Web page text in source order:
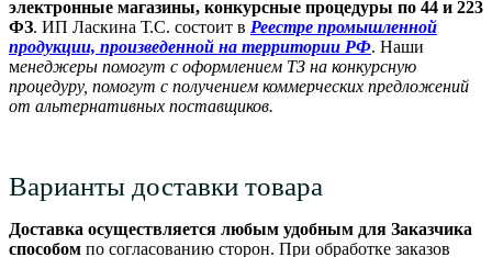
электронные магазины, конкурсные процедуры по 44 и 223
ФЗ. ИП Ласкина Т.С. состоит в Реестре промышленной
продукции, произведенной на территории РФ. Наши
менеджеры помогут с оформлением ТЗ на конкурсную
процедуру, помогут с получением коммерческих предложений
от альтернативных поставщиков.
Варианты доставки товара
Доставка осуществляется любым удобным для Заказчика
способом по согласованию сторон. При обработке заказов